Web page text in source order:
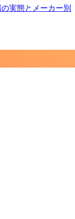
実態とメーカー別